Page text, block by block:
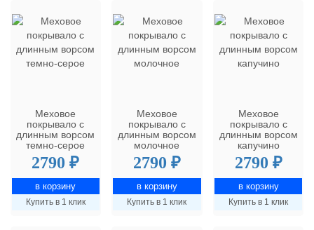
Меховое
покрывало с
длинным ворсом
темно-серое
2790 ₽
Купить в 1 клик
Меховое
покрывало с
длинным ворсом
молочное
2790 ₽
Купить в 1 клик
Меховое
покрывало с
длинным ворсом
капучино
2790 ₽
Купить в 1 клик